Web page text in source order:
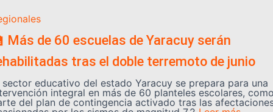
Más de 60 escuelas de Yaracuy serán
tras el doble terremoto de junio
sector educativo del estado Yaracuy se prepara para una
integral en más de 60 planteles escolares,
del plan de contingencia activado tras las